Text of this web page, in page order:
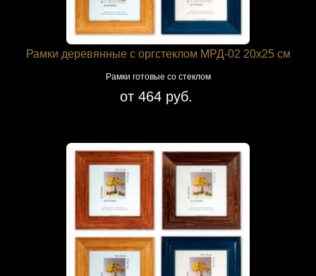
Рамки деревянные с оргстеклом МРД-02 20х25 см
Рамки готовые со стеклом
от 464 руб.